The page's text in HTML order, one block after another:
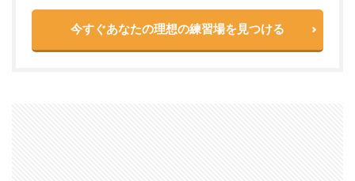
今すぐあなたの理想の練習場を見つける